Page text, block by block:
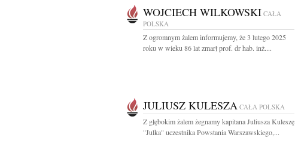
WOJCIECH WILKOWSKI CAŁA
POLSKA
Z ogromnym żalem informujemy, że 3 lutego 2025
roku w wieku 86 lat zmarł prof. dr hab. inż....
JULIUSZ KULESZA CAŁA POLSKA
Z głębokim żalem żegnamy kapitana Juliusza Kuleszę
"Julka" uczestnika Powstania Warszawskiego,...